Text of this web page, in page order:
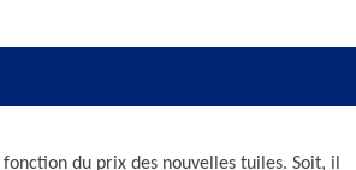
du prix des nouvelles tuiles. Soit, il